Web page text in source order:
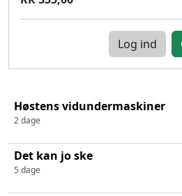
Log ind
Høstens vidundermaskiner
2 dage
Det kan jo ske
5 dage